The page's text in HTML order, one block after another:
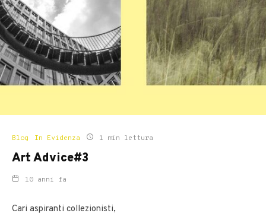
Blog In Evidenza 1 min lettura
Art Advice#3
10 anni fa
Cari aspiranti collezionisti,